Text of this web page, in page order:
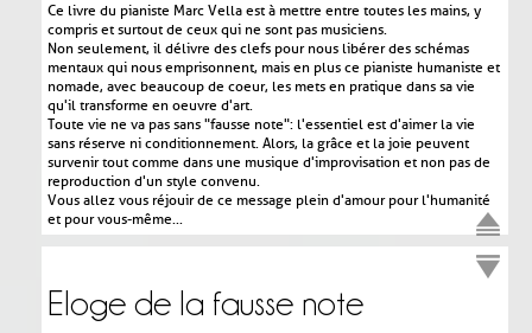
Ce livre du pianiste Marc Vella est à mettre entre toutes les mains, y
compris et surtout de ceux qui ne sont pas musiciens.
Non seulement, il délivre des clefs pour nous libérer des schémas
mentaux qui nous emprisonnent, mais en plus ce pianiste humaniste et
nomade, avec beaucoup de coeur, les mets en pratique dans sa vie
qu'il transforme en oeuvre d'art.
Toute vie ne va pas sans "fausse note" : l'essentiel est d'aimer la vie
sans réserve ni conditionnement. Alors, la grâce et la joie peuvent
survenir tout comme dans une musique d'improvisation et non pas de
reproduction d'un style convenu.
Vous allez vous réjouir de ce message plein d'amour pour l'humanité
et pour vous-même...
Eloge de la fausse note